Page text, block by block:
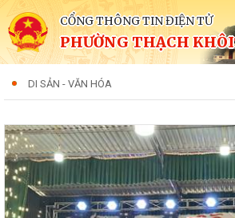
CỔNG THÔNG TIN ĐIỆN TỬ
PHƯỜNG THẠCH KHÔI
DI SẢN - VĂN HÓA